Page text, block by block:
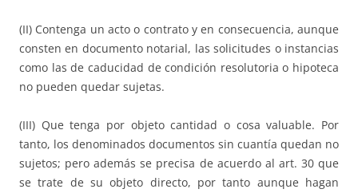
(II) Contenga un acto o contrato y en consecuencia, aunque
consten en documento notarial, las solicitudes o instancias
como las de caducidad de condición resolutoria o hipoteca
no pueden quedar sujetas.
(III) Que tenga por objeto cantidad o cosa valuable. Por
tanto, los denominados documentos sin cuantía quedan no
sujetos; pero además se precisa de acuerdo al art. 30 que
se trate de su objeto directo, por tanto aunque hagan